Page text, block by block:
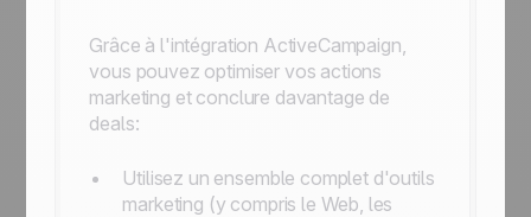
Grâce à l'intégration ActiveCampaign,
vous pouvez optimiser vos actions
marketing et conclure davantage de
deals:
Utilisez un ensemble complet d'outils
marketing (y compris le Web, les